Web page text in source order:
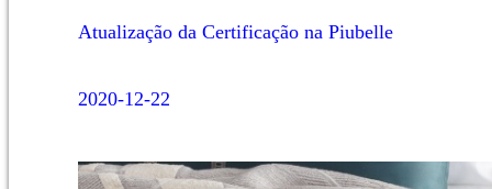
Atualização da Certificação na Piubelle
2020-12-22